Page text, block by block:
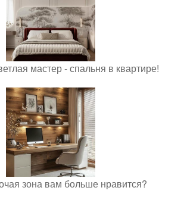
мастер - спальня в квартире!
зона вам больше нравится?